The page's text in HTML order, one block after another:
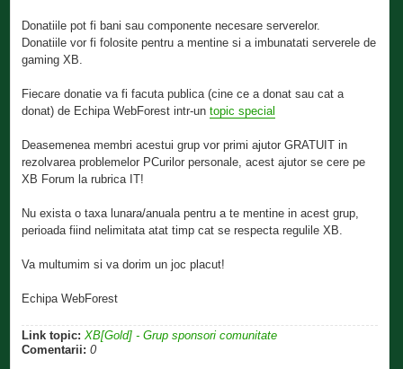
Donatiile pot fi bani sau componente necesare serverelor.
Donatiile vor fi folosite pentru a mentine si a imbunatati serverele de
gaming XB.
Fiecare donatie va fi facuta publica (cine ce a donat sau cat a
donat) de Echipa WebForest intr-untopic special
Deasemenea membri acestui grup vor primi ajutor GRATUIT in
rezolvarea problemelor PCurilor personale, acest ajutor se cere pe
XB Forum la rubrica IT!
Nu exista o taxa lunara/anuala pentru a te mentine in acest grup,
perioada fiind nelimitata atat timp cat se respecta regulile XB.
Va multumim si va dorim un joc placut!
Echipa WebForest
Link topic: XB[Gold] - Grup sponsori comunitate
Comentarii: 0